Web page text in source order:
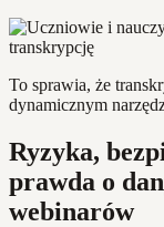
To sprawia, że
dynamicznym
Ryzyka,
prawda o
webinarów